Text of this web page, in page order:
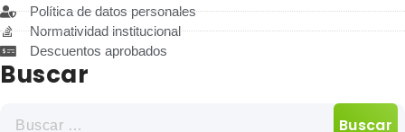
Política de datos personales
Normatividad institucional
Descuentos aprobados
Buscar